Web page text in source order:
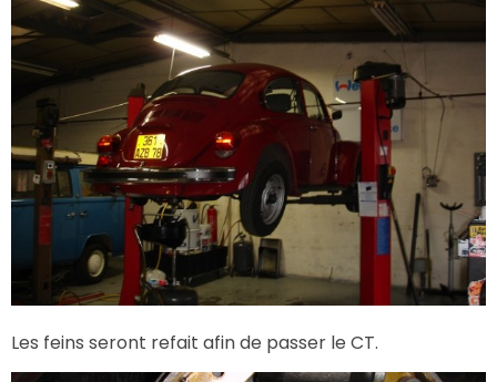
Les feins seront refait afin de passer le CT.